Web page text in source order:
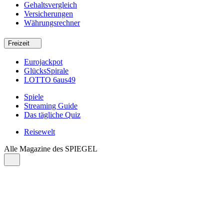
Gehaltsvergleich
Versicherungen
Währungsrechner
Freizeit
Eurojackpot
GlücksSpirale
LOTTO 6aus49
Spiele
Streaming Guide
Das tägliche Quiz
Reisewelt
Alle Magazine des SPIEGEL